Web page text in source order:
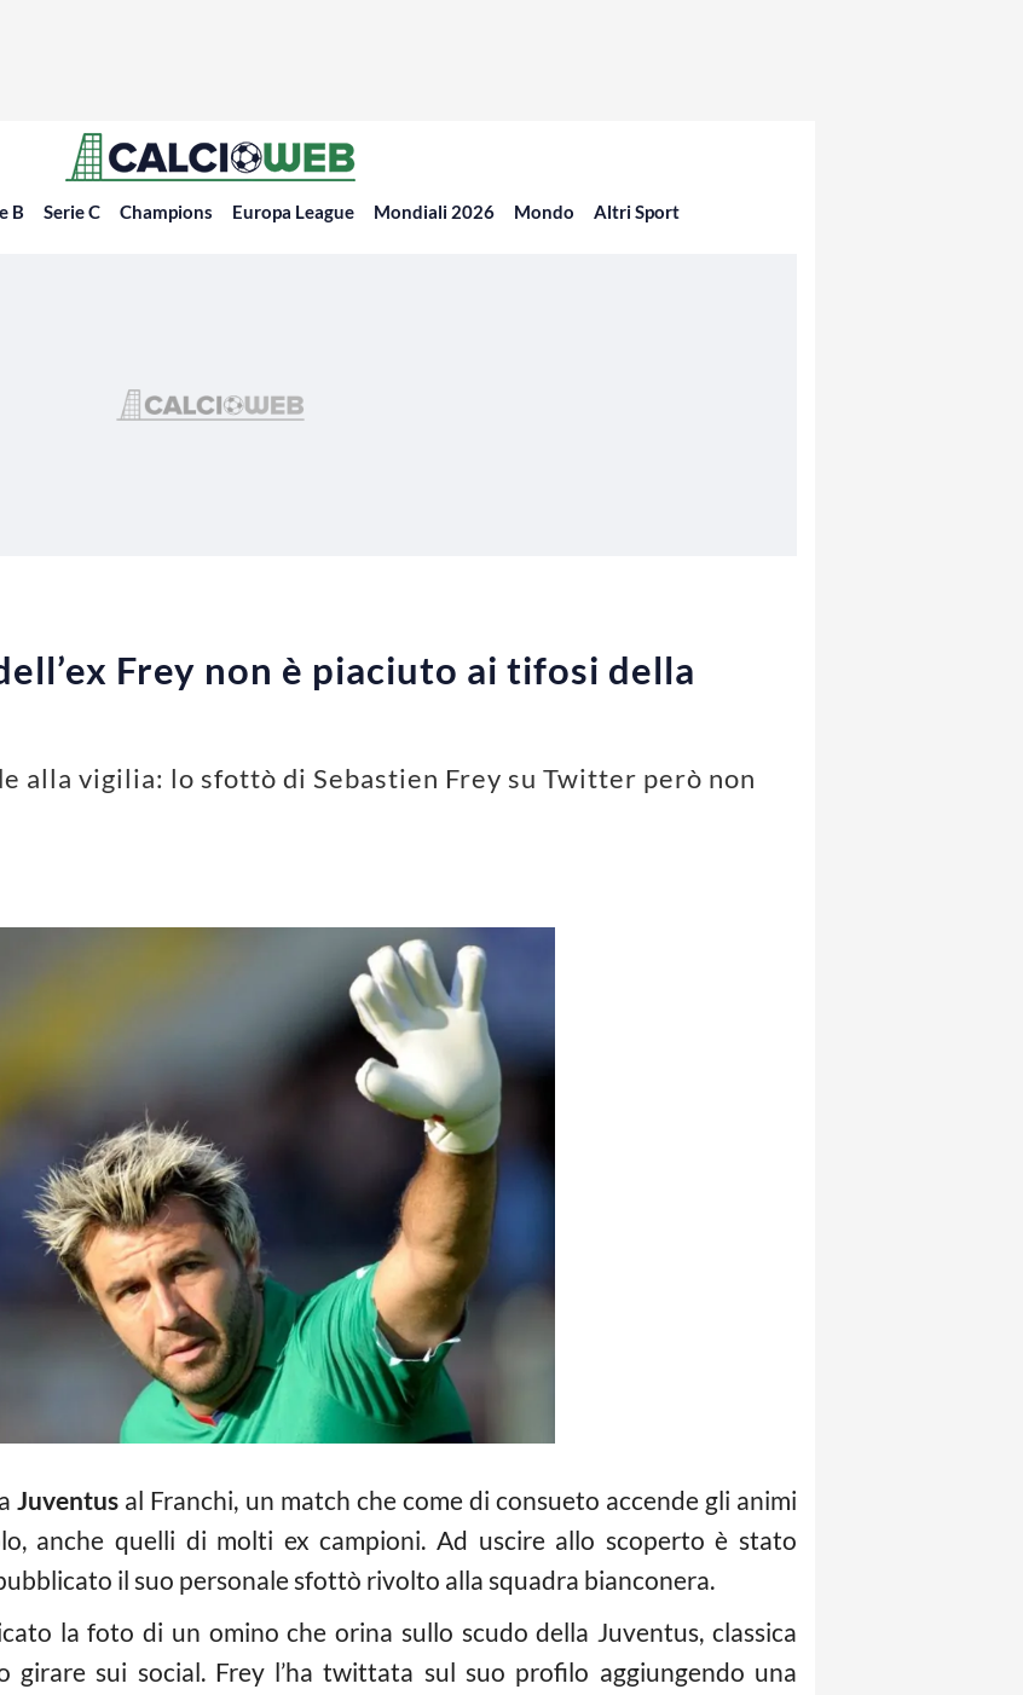
B Serie C Champions Europa League Mondiali 2026 Mondo Altri Sport
Frey non è piaciuto ai tifosi della
alla vigilia: lo sfottò di Sebastien Frey su Twitter però non
Juventus al Franchi, un match che come di consueto accende gli animi
anche quelli di molti ex campioni. Ad uscire allo scoperto è stato
il suo personale sfottò rivolto alla squadra bianconera.
la foto di un omino che orina sullo scudo della Juventus, classica
girare sui social. Frey l’ha twittata sul suo profilo aggiungendo una